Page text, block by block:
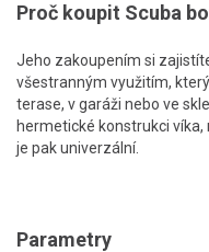
Proč koupit Scuba
Jeho zakoupením si
všestranným využitím,
terase, v garáži nebo ve
hermetické konstrukci
je pak univerzální.
Parametry